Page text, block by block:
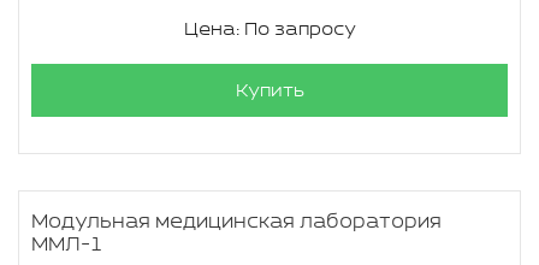
Цена: По запросу
Купить
Модульная медицинская лаборатория
ММЛ-1